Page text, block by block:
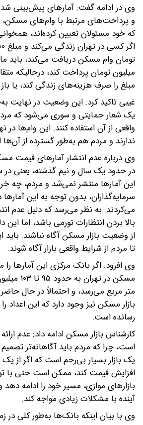
وی در ادامه گفت: آمارهای پیش‌بینی
و پرداخت‌های مرتبط با وام‌های مسکن،
که خود مسئولان تعیین کرده‌اند،
میلیون تومان پرداخت کند، درحالیکه
مبلغ را صرف هزینه‌های زندگی کند، یا
غیبی تاکید کرد: این وضعیت در نهایت
یک شعار حمایتی و سوری می‌شود که
واقعی از آن استفاده کنند. این وام‌ها در
ندارند و مردم هم به‌طور گسترده از آن‌ها
وی درباره عدم انتشار آمارهای قیمت
این آمارها منتشر نمی‌شد و مردم، چه
سرمایه‌گذاران، بدون توجه به این آمارها
می‌کردند. به نظر می‌رسد که دلیل عدم
بالا بردن انتظارات تورمی باشد، اما
از وضعیت بازار مسکن آگاه نباشند. باید
تا مردم از شرایط واقعی بازار آگاه شوند.
وی افزود: اگر بانک مرکزی این آمارها
مسکن در
متر مربع می‌رسد، و احتمالاً در حال
بازار مسکن نیز وجود دارد که این اعداد
رسانده است.
کارشناس بازار مسکن ادامه داد: عدم ارائه
است، چرا که مردم باید آگاهانه‌تر
یک بازار بسیار بی‌رحم است که اگر از
افزایش قیمت کند، ممکن است حتی با
بازارهای موازی، مسیر خود را ادامه
آینده با مشکلات زیادی مواجه کند.
وی با بیان اینکه بانک‌ها به‌طور کلی در